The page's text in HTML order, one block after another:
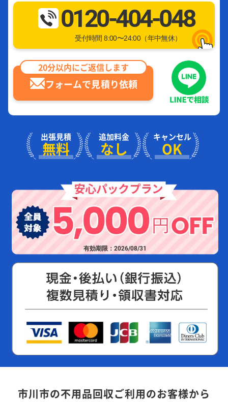
0120-404-048
受付時間 8:00〜24:00（年中無休）
フォームで見積り依頼
20分以内にご返信します
出張見積
無料
追加料金
なし
キャンセル
OK
有効期限：2026/08/31
市川市の不用品回収ご利用のお客様から